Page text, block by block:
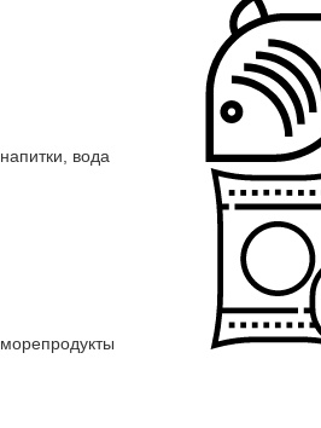
напитки, вода
морепродукты